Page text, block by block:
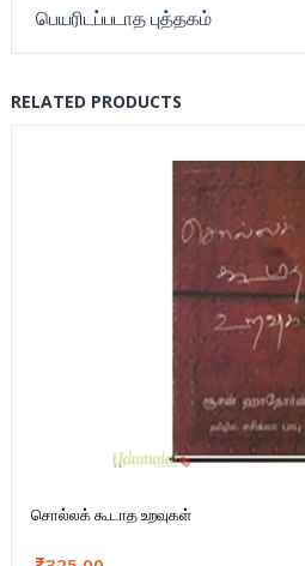
பெயரிடப்படாத புத்தகம்
RELATED PRODUCTS
சொல்லக் கூடாத உறவுகள்